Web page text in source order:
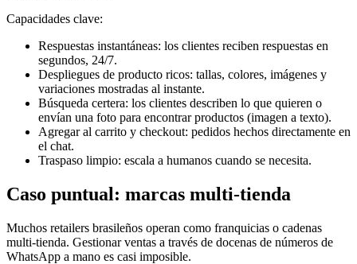
Capacidades clave:
Respuestas instantáneas: los clientes reciben respuestas en
segundos, 24/7.
Despliegues de producto ricos: tallas, colores, imágenes y
variaciones mostradas al instante.
Búsqueda certera: los clientes describen lo que quieren o
envían una foto para encontrar productos (imagen a texto).
Agregar al carrito y checkout: pedidos hechos directamente en
el chat.
Traspaso limpio: escala a humanos cuando se necesita.
Caso puntual: marcas multi-tienda
Muchos retailers brasileños operan como franquicias o cadenas
multi-tienda. Gestionar ventas a través de docenas de números de
WhatsApp a mano es casi imposible.